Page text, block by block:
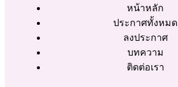
หน้าหลัก
ประกาศทั้งหมด
ลงประกาศ
บทความ
ติดต่อเรา